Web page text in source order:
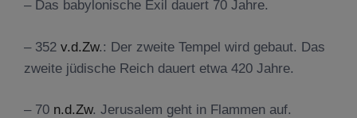
– Das babylonische Exil dauert 70 Jahre.
– 352 v.d.Zw.: Der zweite Tempel wird gebaut. Das
zweite jüdische Reich dauert etwa 420 Jahre.
– 70 n.d.Zw. Jerusalem geht in Flammen auf.